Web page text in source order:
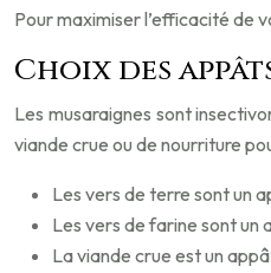
Pour maximiser l’efficacité de
Choix des
Les musaraignes sont
viande crue ou de nourriture
Les vers de terre sont un
Les vers de farine sont un
La viande crue est un